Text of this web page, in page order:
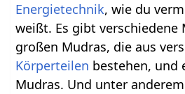
Energietechnik, wie du
weißt. Es gibt verschiedene
großen Mudras, die aus
Körperteilen bestehen, und
Mudras. Und unter